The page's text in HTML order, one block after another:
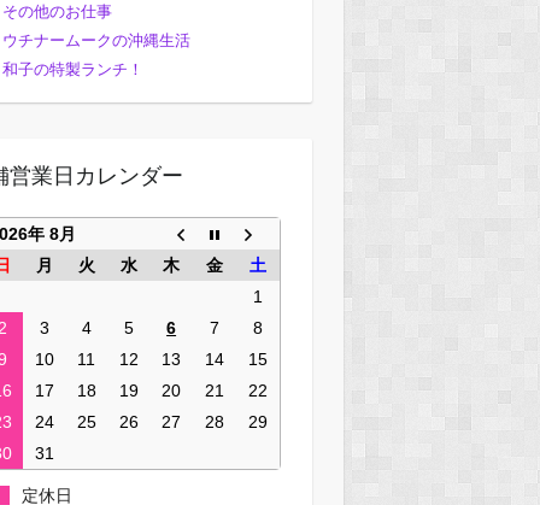
その他のお仕事
ウチナームークの沖縄生活
和子の特製ランチ！
営業日カレンダー
年 8月
月 火 水 木 金
土
1
3 4 5 6 7
8
10 11 12 13 14
15
17 18 19 20 21
22
24 25 26 27 28
29
31
定休日